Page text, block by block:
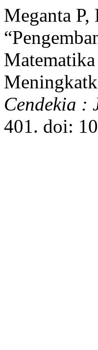
Meganta
Cendekia :
401. doi: